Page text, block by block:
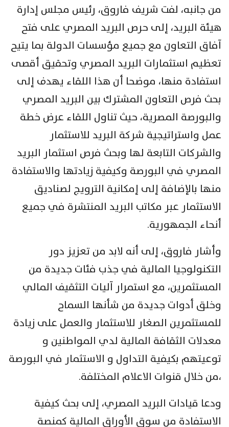
من جانبه، لفت شريف فاروق، رئيس مجلس إدارة
هيئة البريد، إلى حرص البريد المصري على فتح
آفاق التعاون مع جميع مؤسسات الدولة بما يتيح
تعظيم استثمارات البريد المصري وتحقيق أقصى
استفادة منها، موضحا أن هذا اللقاء يهدف إلى
بحث فرص التعاون المشترك بين البريد المصري
والبورصة المصرية، حيث تناول اللقاء عرض خطة
عمل واستراتيجية شركة البريد للاستثمار
والشركات التابعة لها وبحث فرص استثمار البريد
المصري في البورصة وكيفية زيادتها والاستفادة
منها بالإضافة إلى إمكانية الترويج لصناديق
الاستثمار عبر مكاتب البريد المنتشرة في جميع
أنحاء الجمهورية.
وأشار فاروق، إلى أنه لابد من تعزيز دور
التكنولوجيا المالية في جذب فئات جديدة من
المستثمرين، مع استمرار آليات التثقيف المالي
وخلق أدوات جديدة من شأنها السماح
للمستثمرين الصغار للاستثمار والعمل على زيادة
معدلات الثقافة المالية لدي المواطنين و
توعيتهم بكيفية التداول و الاستثمار في البورصة
،من خلال قنوات الاعلام المختلفة.
ودعا قيادات البريد المصري، إلى بحث كيفية
الاستفادة من سوق الأوراق المالية كمنصة